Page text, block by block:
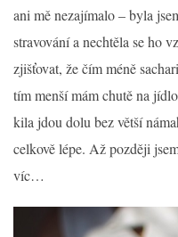
ani mě nezajímalo – byla
stravování a nechtěla se ho
zjišťovat, že čím méně
tím menší mám chutě na
kila jdou dolu bez větší
celkově lépe. Až později
víc…